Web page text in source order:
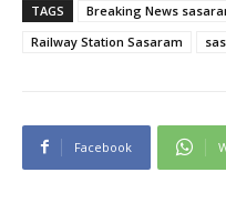
TAGS
Breaking News
Railway Station Sasaram
Facebook